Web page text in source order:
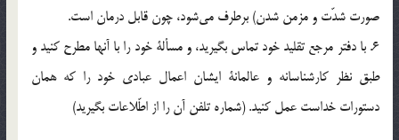
صورت شدّت و مزمن شدن) برطرف مي‌شود، چون قابل درمان است.
6. با دفتر مرجع تقليد خود تماس بگيريد، و مسألة خود را با آنها مطرح كنيد و
طبق نظر كارشناسانه و عالمانة ايشان اعمال عبادي خود را كه همان
دستورات خداست عمل كنيد. (شماره تلفن آن را از اطّلاعات بگيريد)